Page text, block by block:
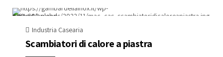
Industria Casearia
Scambiatori di calore a piastra